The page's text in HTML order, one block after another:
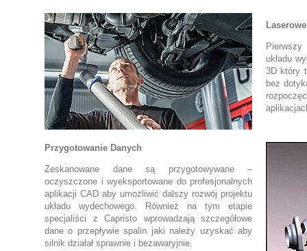
układu
3D który
bez
Przygotowanie Danych
Zeskanowane dane są przygotowywane –
oczyszczone i wyeksportowane do profesjonalnych
aplikacji CAD aby umożliwić dalszy rozwój projektu
układu wydechowego. Również na tym etapie
specjaliści z Capristo wprowadzają szczegółowe
dane o przepływie spalin jaki należy uzyskać aby
silnik działał sprawnie i bezawaryjnie.